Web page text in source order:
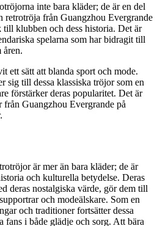
inte bara kläder; de är en del
retrotröja från Guangzhou Evergrande
klubben och dess historia. Det är
spelarna som har bidragit till
åren.
ett sätt att blanda sport och mode.
sig till dessa klassiska tröjor som en
förstärker deras popularitet. Det är
Guangzhou Evergrande på
är mer än bara kläder; de är
och kulturella betydelse. Deras
deras nostalgiska värde, gör dem till
och modeälskare. Som en
och traditioner fortsätter dessa
fans i både glädje och sorg. Att bära